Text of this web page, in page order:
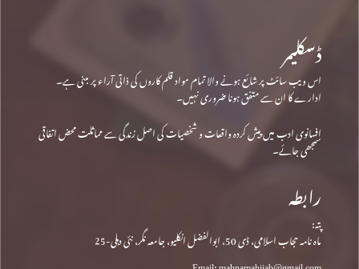
ڈسکلیمر
اس ویب سائٹ پر شائع ہونے والا تمام مواد قلم کاروں کی ذاتی آراء پر مبنی ہے۔
ادارے کا ان سے متفق ہونا ضروری نہیں۔
افسانوی ادب میں پیش کردہ واقعات و شخصیات کی اصل زندگی سے مماثلت محض اتفاقی
سمجھی جائے۔
رابطہ
پتہ:
ماہ نامہ حجاب اسلامی، ڈی 50، ابوالفضل انکلیو، جامعہ نگر، نئی دہلی-25